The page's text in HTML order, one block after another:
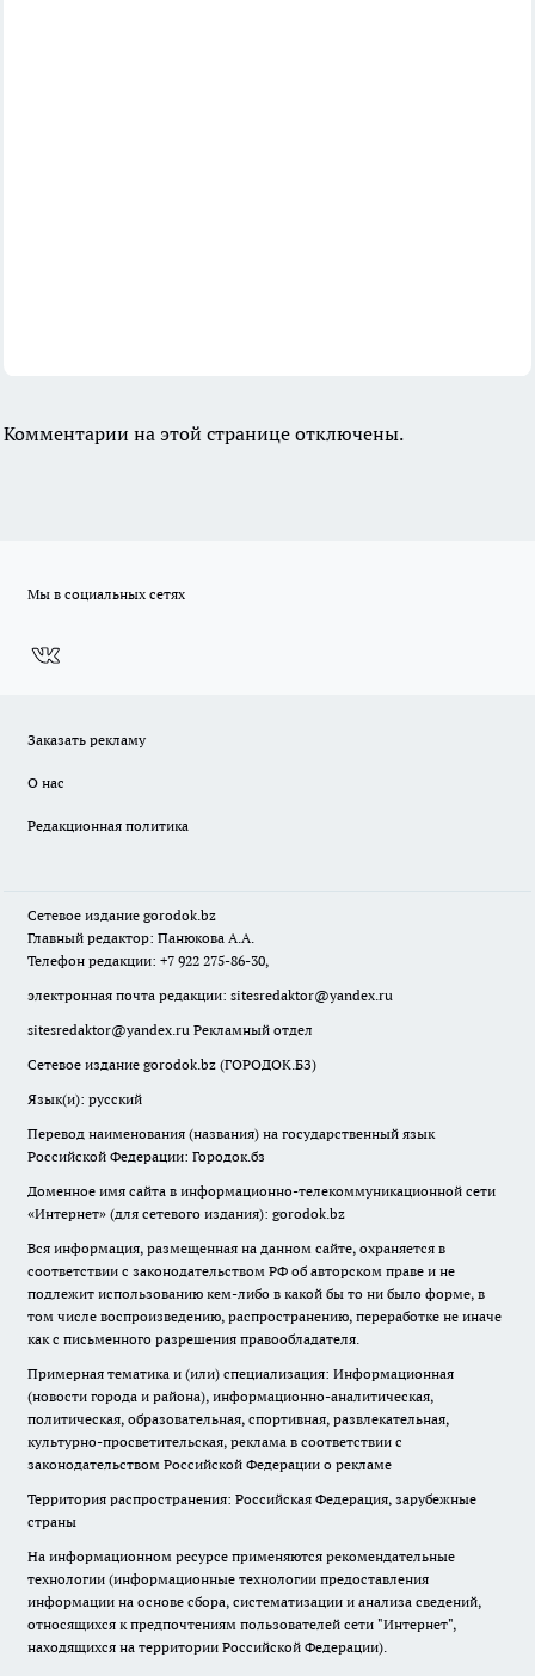
Комментарии на этой странице отключены.
Мы в социальных сетях
Заказать рекламу
О нас
Редакционная политика
Сетевое издание gorodok.bz
Главный редактор: Панюкова А.А.
Телефон редакции: +7 922 275-86-30,
электронная почта редакции: sitesredaktor@yandex.ru
sitesredaktor@yandex.ru Рекламный отдел
Сетевое издание gorodok.bz (ГОРОДОК.БЗ)
Язык(и): русский
Перевод наименования (названия) на государственный язык
Российской Федерации: Городок.бз
Доменное имя сайта в информационно-телекоммуникационной сети
«Интернет» (для сетевого издания): gorodok.bz
Вся информация, размещенная на данном сайте, охраняется в
соответствии с законодательством РФ об авторском праве и не
подлежит использованию кем-либо в какой бы то ни было форме, в
том числе воспроизведению, распространению, переработке не иначе
как с письменного разрешения правообладателя.
Примерная тематика и (или) специализация: Информационная
(новости города и района), информационно-аналитическая,
политическая, образовательная, спортивная, развлекательная,
культурно-просветительская, реклама в соответствии с
законодательством Российской Федерации о рекламе
Территория распространения: Российская Федерация, зарубежные
страны
На информационном ресурсе применяются рекомендательные
технологии (информационные технологии предоставления
информации на основе сбора, систематизации и анализа сведений,
относящихся к предпочтениям пользователей сети "Интернет",
находящихся на территории Российской Федерации).